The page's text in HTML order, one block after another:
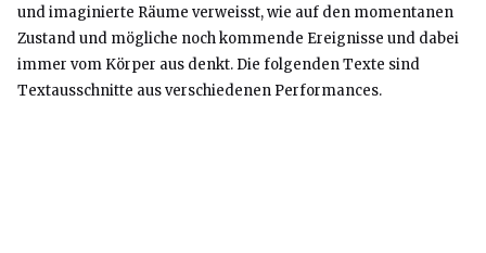
und imaginierte Räume verweisst, wie auf den momentanen
Zustand und mögliche noch kommende Ereignisse und dabei
immer vom Körper aus denkt. Die folgenden Texte sind
Textausschnitte aus verschiedenen Performances.